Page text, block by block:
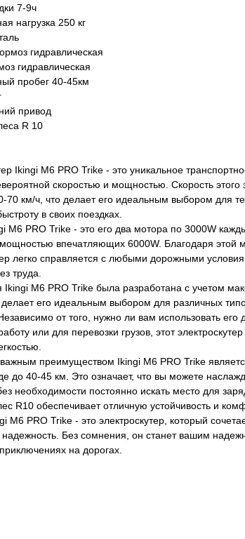
7-9ч
нагрузка 250 кг
гидравлическая
гидравлическая
пробег 40-45км
привод
R 10
Ikingi M6 PRO Trike - это уникальное
скоростью и мощностью. Скорость этого
70 км/ч, что делает его идеальным выбором для
в своих поездках.
M6 PRO Trike - это его два мотора по 3000W
впечатляющих 6000W. Благодаря этой
легко справляется с любыми дорожными
труда.
Ikingi M6 PRO Trike была разработана с учетом
делает его идеальным выбором для различных
от того, нужно ли вам использовать
или для перевозки грузов, этот
преимуществом Ikingi M6 PRO Trike
до 40-45 км. Это означает, что вы можете
необходимости постоянно искать место для
R10 обеспечивает отличную устойчивость и
M6 PRO Trike - это электроскутер, который
Без сомнения, он станет вашим
на дорогах.